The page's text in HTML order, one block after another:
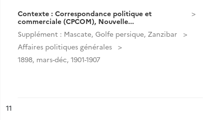
Contexte : Correspondance politique et
commerciale (CPCOM), Nouvelle...
Supplément : Mascate, Golfe persique, Zanzibar
Affaires politiques générales
1898, mars-déc, 1901-1907
n°
11